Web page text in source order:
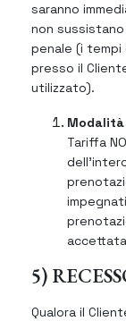
saranno
non
penale (i
presso il
utilizzato).
Tariffa
5)
Qualora il